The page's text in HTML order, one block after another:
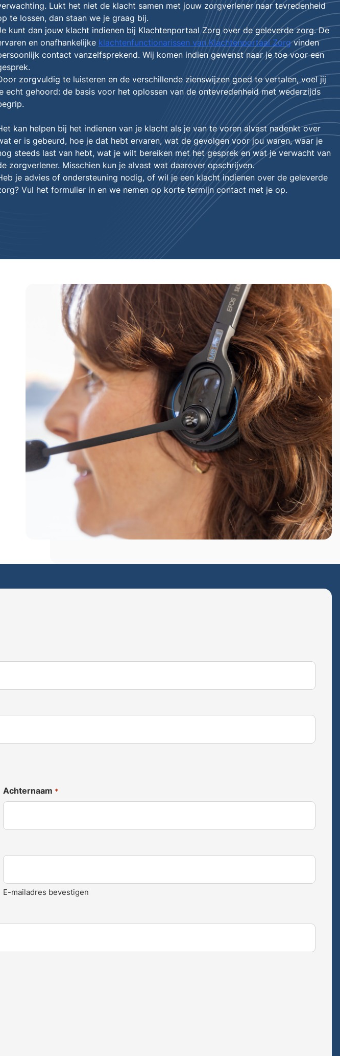
Lukt het niet de klacht samen met jouw zorgverlener naar tevredenheid
te lossen, dan staan we je graag bij.
kunt dan jouw klacht indienen bij Klachtenportaal Zorg over de geleverde zorg. De
en onafhankelijke klachtenfunctionarissen van Klachtenportaal Zorgvinden
contact vanzelfsprekend. Wij komen indien gewenst naar je toe voor een
zorgvuldig te luisteren en de verschillende zienswijzen goed te vertalen, voel jij
echt gehoord: de basis voor het oplossen van de ontevredenheid met wederzijds
kan helpen bij het indienen van je klacht als je van te voren alvast nadenkt over
er is gebeurd, hoe je dat hebt ervaren, wat de gevolgen voor jou waren, waar je
steeds last van hebt, wat je wilt bereiken met het gesprek en wat je verwacht van
zorgverlener. Misschien kun je alvast wat daarover opschrijven.
je advies of ondersteuning nodig, of wil je een klacht indienen over de geleverde
Vul het formulier in en we nemen op korte termijn contact met je op.
Achternaam *
E-mailadres bevestigen